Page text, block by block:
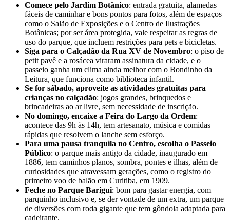
Comece pelo Jardim Botânico: entrada gratuita, alamedas
fáceis de caminhar e bons pontos para fotos, além de espaços
como o Salão de Exposições e o Centro de Ilustrações
Botânicas; por ser área protegida, vale respeitar as regras de
uso do parque, que incluem restrições para pets e bicicletas.
Siga para o Calçadão da Rua XV de Novembro: o piso de
petit pavê e a rosácea viraram assinatura da cidade, e o
passeio ganha um clima ainda melhor com o Bondinho da
Leitura, que funciona como biblioteca infantil.
Se for sábado, aproveite as atividades gratuitas para
crianças no calçadão: jogos grandes, brinquedos e
brincadeiras ao ar livre, sem necessidade de inscrição.
No domingo, encaixe a Feira do Largo da Ordem:
acontece das 9h às 14h, tem artesanato, música e comidas
rápidas que resolvem o lanche sem esforço.
Para uma pausa tranquila no Centro, escolha o Passeio
Público: o parque mais antigo da cidade, inaugurado em
1886, tem caminhos planos, sombra, pontes e ilhas, além de
curiosidades que atravessam gerações, como o registro do
primeiro voo de balão em Curitiba, em 1909.
Feche no Parque Barigui: bom para gastar energia, com
parquinho inclusivo e, se der vontade de um extra, um parque
de diversões com roda gigante que tem gôndola adaptada para
cadeirante.